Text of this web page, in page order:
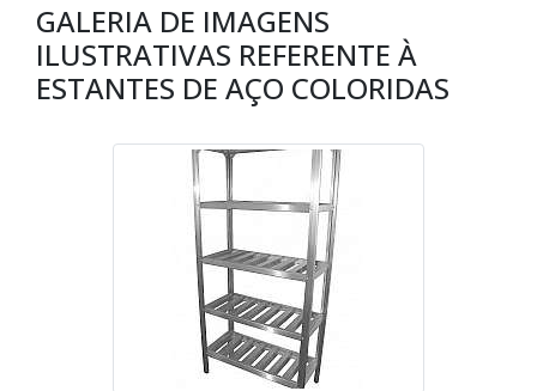
GALERIA DE IMAGENS
ILUSTRATIVAS REFERENTE À
ESTANTES DE AÇO COLORIDAS